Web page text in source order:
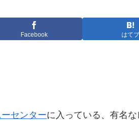
Facebook はてブ
ーセンターに入っている、有名